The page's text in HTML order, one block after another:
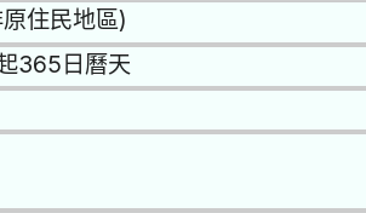
住民地區)
365日曆天